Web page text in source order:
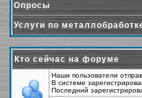
Опросы
Услуги по
Кто сейчас на форуме
Наши пользователи
В системе
Последний